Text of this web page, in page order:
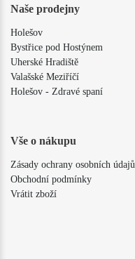
Naše prodejny
Holešov
Bystřice pod Hostýnem
Uherské Hradiště
Valašské Meziříčí
Holešov - Zdravé spaní
Vše o nákupu
Zásady ochrany osobních údajů
Obchodní podmínky
Vrátit zboží